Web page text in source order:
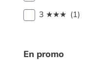
3 ★★★ (1)
En promo